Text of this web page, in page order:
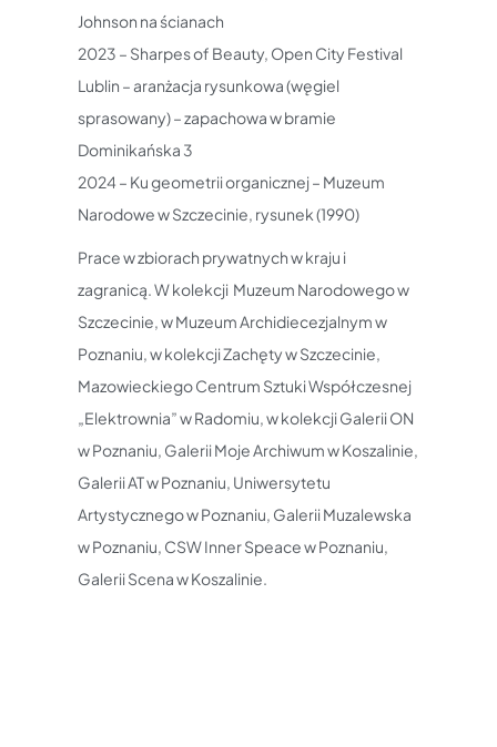
Johnson na ścianach
2023 – Sharpes of Beauty, Open City Festival
Lublin – aranżacja rysunkowa (węgiel
sprasowany) – zapachowa w bramie
Dominikańska 3
2024 – Ku geometrii organicznej – Muzeum
Narodowe w Szczecinie, rysunek (1990)
Prace w zbiorach prywatnych w kraju i
zagranicą. W kolekcji Muzeum Narodowego w
Szczecinie, w Muzeum Archidiecezjalnym w
Poznaniu, w kolekcji Zachęty w Szczecinie,
Mazowieckiego Centrum Sztuki Współczesnej
„Elektrownia” w Radomiu, w kolekcji Galerii ON
w Poznaniu, Galerii Moje Archiwum w Koszalinie,
Galerii AT w Poznaniu, Uniwersytetu
Artystycznego w Poznaniu, Galerii Muzalewska
w Poznaniu, CSW Inner Speace w Poznaniu,
Galerii Scena w Koszalinie.